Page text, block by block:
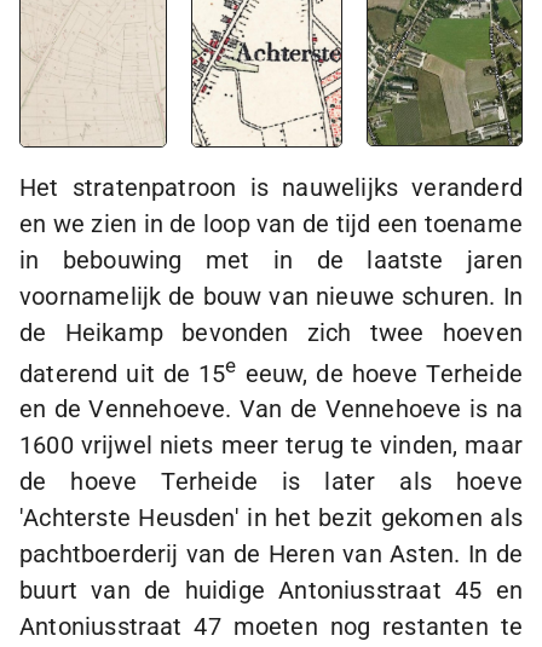
Het stratenpatroon is nauwelijks veranderd
en we zien in de loop van de tijd een toename
in bebouwing met in de laatste jaren
voornamelijk de bouw van nieuwe schuren. In
de Heikamp bevonden zich twee hoeven
daterend uit de 15e eeuw, de hoeve Terheide
en de Vennehoeve. Van de Vennehoeve is na
1600 vrijwel niets meer terug te vinden, maar
de hoeve Terheide is later als hoeve
'Achterste Heusden' in het bezit gekomen als
pachtboerderij van de Heren van Asten. In de
buurt van de huidige Antoniusstraat 45 en
Antoniusstraat 47 moeten nog restanten te